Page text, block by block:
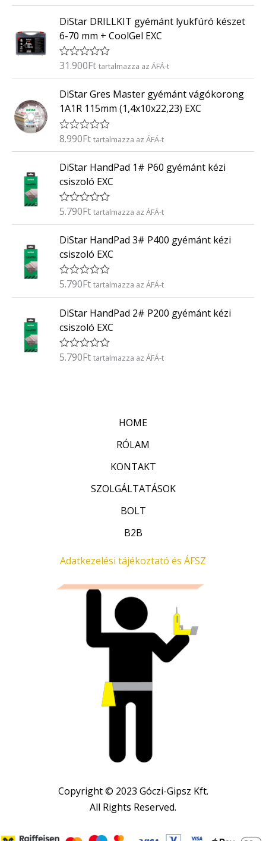
é
k
e
l
s
:
/
5
DiStar DRILLKIT gyémánt lyukfúró készet
6-70 mm + CoolGel EXC
É
é
k
e
l
é
s
:
/
5
31.900Ft tartalmazza az ÁFÁ-t
DiStar Gres Master gyémánt vágókorong
1A1R 115mm (1,4x10x22,23) EXC
É
é
e
l
é
s
:
/
5
8.990Ft tartalmazza az ÁFÁ-t
DiStar HandPad 1# P60 gyémánt kézi
csiszoló EXC
É
é
e
l
s
:
/
5
5.790Ft tartalmazza az ÁFÁ-t
DiStar HandPad 3# P400 gyémánt kézi
csiszoló EXC
É
é
e
l
é
s
5.790Ft tartalmazza az ÁFÁ-t
DiStar HandPad 2# P200 gyémánt kézi
csiszoló EXC
É
5.790Ft tartalmazza az ÁFÁ-t
HOME
RÓLAM
KONTAKT
SZOLGÁLTATÁSOK
BOLT
B2B
Adatkezelési tájékoztató és ÁFSZ
Copyright © 2023 Góczi-Gipsz Kft.
All Rights Reserved.